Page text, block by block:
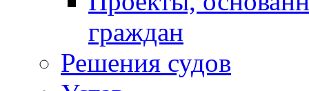
граждан
Решения судов